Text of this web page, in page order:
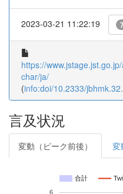
2023-03-21 11:22:19
https://
char/ja/
(info:doi/10.2333/
言及状況
変動（ピーク前後） 変
合計
6